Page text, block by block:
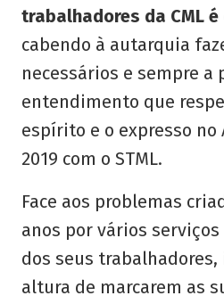
trabalhadores da CML é
cabendo à autarquia
necessários e sempre a
entendimento que
espírito e o expresso no
2019 com o STML.
Face aos problemas
anos por vários
dos seus
altura de marcarem as